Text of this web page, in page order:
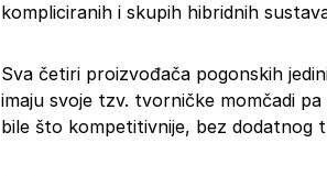
kompliciranih i skupih hibridnih
Sva četiri proizvođača pogonskih
imaju svoje tzv. tvorničke momčadi
bile što kompetitivnije, bez dodatnog